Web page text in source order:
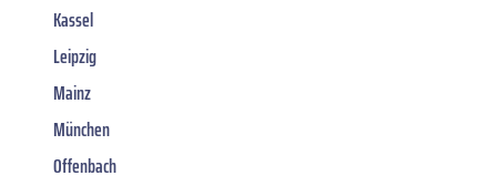
Kassel
Leipzig
Mainz
München
Offenbach